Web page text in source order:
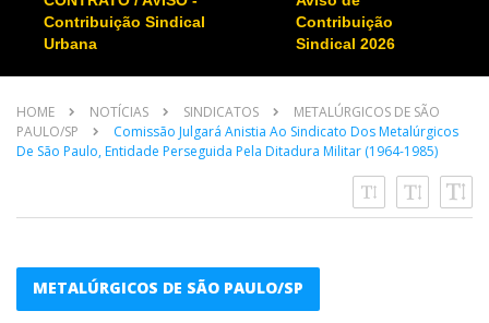
Contribuição Sindical
Urbana
Contribuição
Sindical 2026
HOME NOTÍCIAS SINDICATOS
METALÚRGICOS DE SÃO
PAULO/SP
Comissão Julgará Anistia Ao Sindicato Dos Metalúrgicos
De São Paulo, Entidade Perseguida Pela Ditadura Militar (1964-1985)
METALÚRGICOS DE SÃO PAULO/SP